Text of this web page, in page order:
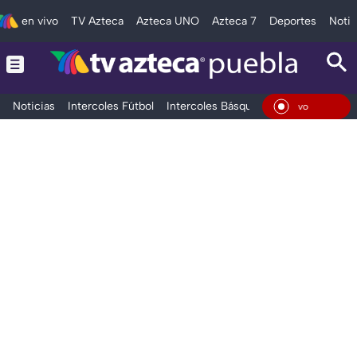
en vivo TV Azteca Azteca UNO Azteca 7 Deportes
Noticias Intercoles Fútbol Intercoles Básquetbol Deportes
En Vivo